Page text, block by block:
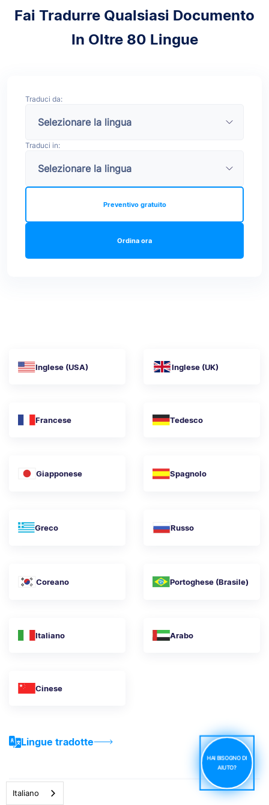
Fai Tradurre Qualsiasi Documento
In Oltre 80 Lingue
Traduci da:
Traduci in:
Ordina ora
Preventivo gratuito
Inglese (USA) Inglese (UK)
Francese Tedesco
Giapponese Spagnolo
Greco Russo
Coreano Portoghese (Brasile)
Italiano Arabo
Cinese
Lingue tradotte
HAI BISOGNO DI
AIUTO?
Italiano